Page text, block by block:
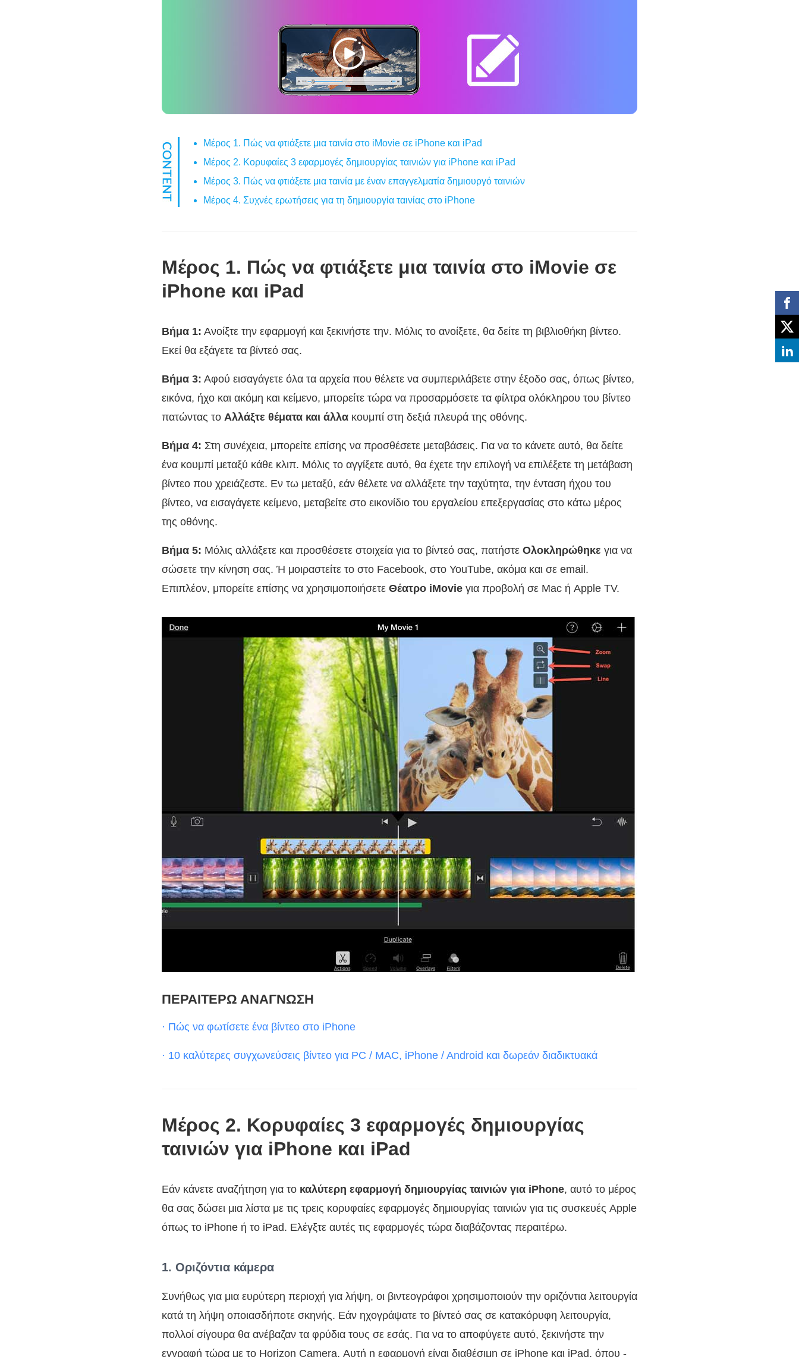
Μέρος 1. Πώς να φτιάξετε μια ταινία στο iMovie σε iPhone και iPad
Μέρος 2. Κορυφαίες 3 εφαρμογές δημιουργίας ταινιών για iPhone και iPad
Μέρος 3. Πώς να φτιάξετε μια ταινία με έναν επαγγελματία δημιουργό ταινιών
Μέρος 4. Συχνές ερωτήσεις για τη δημιουργία ταινίας στο iPhone
Μέρος 1. Πώς να φτιάξετε μια ταινία στο iMovie σε
iPhone και iPad
Βήμα 1: Ανοίξτε την εφαρμογή και ξεκινήστε την. Μόλις το ανοίξετε, θα δείτε τη βιβλιοθήκη βίντεο.
Εκεί θα εξάγετε τα βίντεό σας.
Βήμα 3: Αφού εισαγάγετε όλα τα αρχεία που θέλετε να συμπεριλάβετε στην έξοδο σας, όπως βίντεο,
εικόνα, ήχο και ακόμη και κείμενο, μπορείτε τώρα να προσαρμόσετε τα φίλτρα ολόκληρου του βίντεο
πατώντας το Αλλάξτε θέματα και άλλα κουμπί στη δεξιά πλευρά της οθόνης.
Βήμα 4: Στη συνέχεια, μπορείτε επίσης να προσθέσετε μεταβάσεις. Για να το κάνετε αυτό, θα δείτε
ένα κουμπί μεταξύ κάθε κλιπ. Μόλις το αγγίξετε αυτό, θα έχετε την επιλογή να επιλέξετε τη μετάβαση
βίντεο που χρειάζεστε. Εν τω μεταξύ, εάν θέλετε να αλλάξετε την ταχύτητα, την ένταση ήχου του
βίντεο, να εισαγάγετε κείμενο, μεταβείτε στο εικονίδιο του εργαλείου επεξεργασίας στο κάτω μέρος
της οθόνης.
Βήμα 5: Μόλις αλλάξετε και προσθέσετε στοιχεία για το βίντεό σας, πατήστε Ολοκληρώθηκε για να
σώσετε την κίνηση σας. Ή μοιραστείτε το στο Facebook, στο YouTube, ακόμα και σε email.
Επιπλέον, μπορείτε επίσης να χρησιμοποιήσετε Θέατρο iMovie για προβολή σε Mac ή Apple TV.
ΠΕΡΑΙΤΕΡΩ ΑΝΑΓΝΩΣΗ
· Πώς να φωτίσετε ένα βίντεο στο iPhone
· 10 καλύτερες συγχωνεύσεις βίντεο για PC / MAC, iPhone / Android και δωρεάν διαδικτυακά
Μέρος 2. Κορυφαίες 3 εφαρμογές δημιουργίας
ταινιών για iPhone και iPad
Εάν κάνετε αναζήτηση για το καλύτερη εφαρμογή δημιουργίας ταινιών για iPhone, αυτό το μέρος
θα σας δώσει μια λίστα με τις τρεις κορυφαίες εφαρμογές δημιουργίας ταινιών για τις συσκευές Apple
όπως το iPhone ή το iPad. Ελέγξτε αυτές τις εφαρμογές τώρα διαβάζοντας περαιτέρω.
1. Οριζόντια κάμερα
Συνήθως για μια ευρύτερη περιοχή για λήψη, οι βιντεογράφοι χρησιμοποιούν την οριζόντια λειτουργία
κατά τη λήψη οποιασδήποτε σκηνής. Εάν ηχογράψατε το βίντεό σας σε κατακόρυφη λειτουργία,
πολλοί σίγουρα θα ανέβαζαν τα φρύδια τους σε εσάς. Για να το αποφύγετε αυτό, ξεκινήστε την
εγγραφή τώρα με το Horizon Camera. Αυτή η εφαρμογή είναι διαθέσιμη σε iPhone και iPad, όπου -